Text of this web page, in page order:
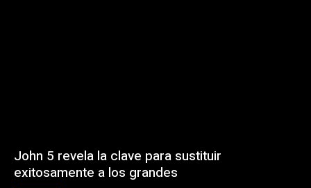
John 5 revela la clave para sustituir
exitosamente a los grandes